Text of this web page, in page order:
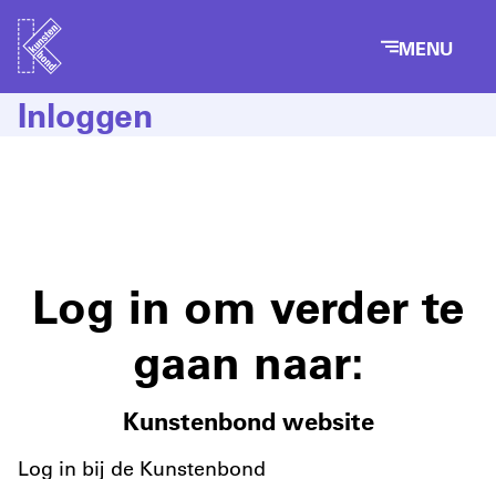
MENU
Inloggen
Log in om verder te
gaan naar:
Kunstenbond website
Log in bij de Kunstenbond